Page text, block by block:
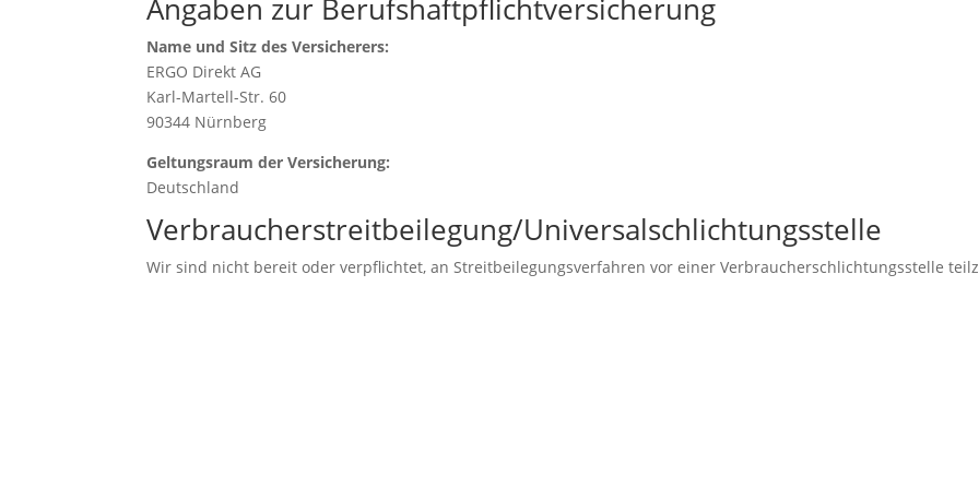
Angaben zur Berufs­haftpflicht­versicherung
Name und Sitz des Versicherers:
ERGO Direkt AG
Karl-Martell-Str. 60
90344 Nürnberg
Geltungsraum der Versicherung:
Deutschland
Verbraucher­streit­beilegung/Universal­schlichtungs­stelle
Wir sind nicht bereit oder verpflichtet, an Streitbeilegungsverfahren vor einer Verbraucherschlichtungsstelle